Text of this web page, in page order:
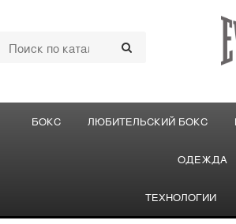
БОКС ЛЮБИТЕЛЬСКИЙ БОКС
ОДЕЖДА
ТЕХНОЛОГИИ